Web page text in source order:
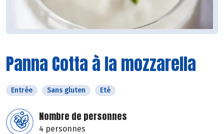
Panna Cotta à la mozzarella
Entrée Sans gluten Eté
Nombre de personnes
4 personnes